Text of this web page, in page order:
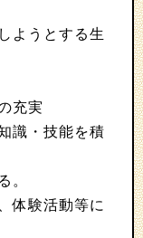
ようとする生
充実
識・技能を積
。
体験活動等に